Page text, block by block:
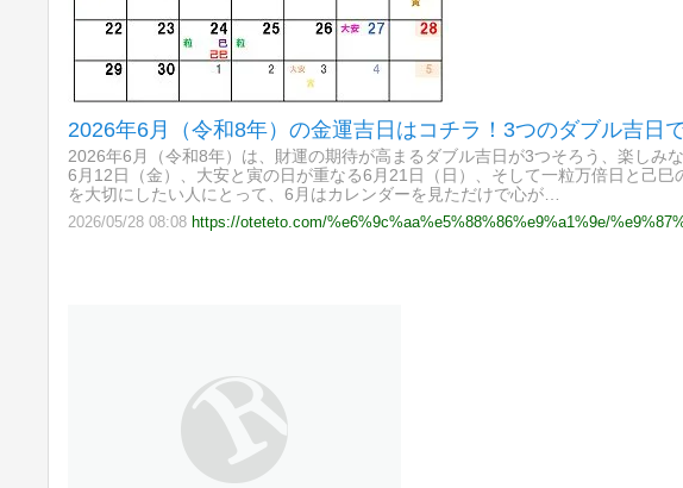
2026年6月（令和8年）の金運吉日はコチラ！3つのダブル吉日
2026年6月（令和8年）は、財運の期待が高まるダブル吉日が3つそろう、楽しみ
6月12日（金）、大安と寅の日が重なる6月21日（日）、そして一粒万倍日と己
を大切にしたい人にとって、6月はカレンダーを見ただけで心が…
2026/05/28 08:08 https://oteteto.com/%e6%9c%aa%e5%88%86%e9%a1%9e/